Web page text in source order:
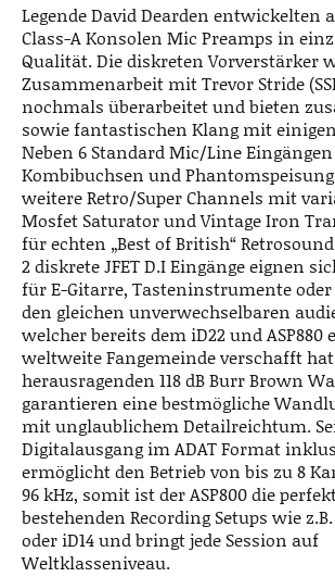
Legende David Dearden entwickelten
Class-A Konsolen Mic Preamps in
Qualität. Die diskreten Vorverstärker
Zusammenarbeit mit Trevor Stride
nochmals überarbeitet und bieten
sowie fantastischen Klang mit
Neben 6 Standard Mic/Line
Kombibuchsen und
weitere Retro/Super Channels mit
Mosfet Saturator und Vintage Iron
für echten „Best of British“
2 diskrete JFET D.I Eingänge eignen
für E-Gitarre, Tasteninstrumente oder
den gleichen unverwechselbaren
welcher bereits dem iD22 und ASP880
weltweite Fangemeinde verschafft
herausragenden 118 dB Burr Brown
garantieren eine bestmögliche
mit unglaublichem Detailreichtum.
Digitalausgang im ADAT Format
ermöglicht den Betrieb von bis zu 8
96 kHz, somit ist der ASP800 die
bestehenden Recording Setups wie
oder iD14 und bringt jede Session auf
Weltklasseniveau.